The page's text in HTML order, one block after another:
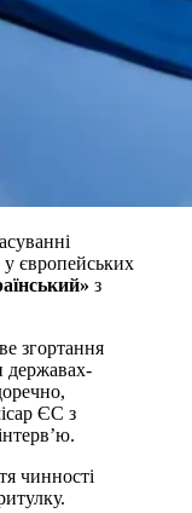
європейських
з
згортання
державах-
ЄС з
чинності